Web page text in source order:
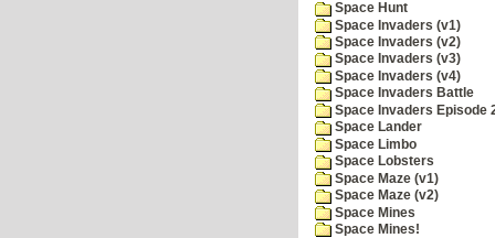
Space Hunt
Space Invaders (v1)
Space Invaders (v2)
Space Invaders (v3)
Space Invaders (v4)
Space Invaders Battle
Space Invaders Episode
Space Lander
Space Limbo
Space Lobsters
Space Maze (v1)
Space Maze (v2)
Space Mines
Space Mines!